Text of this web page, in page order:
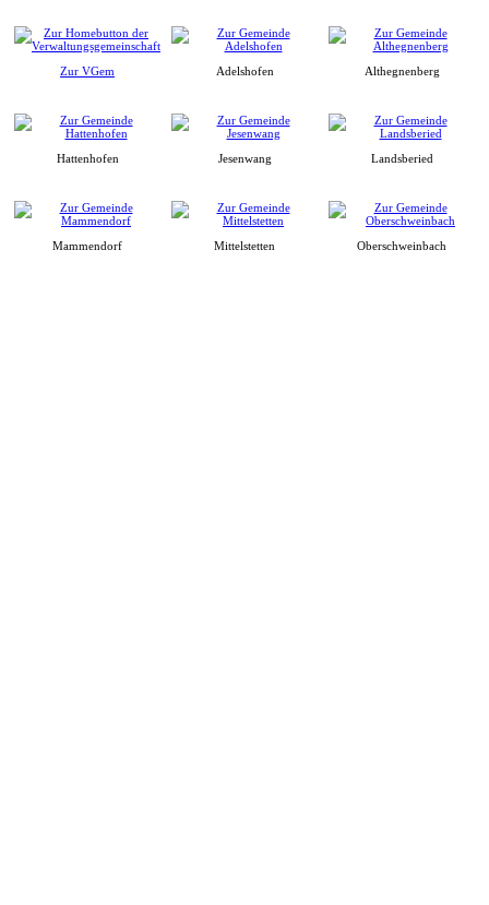
Zur VGem Adelshofen Althegnenberg
Hattenhofen Jesenwang Landsberied
Mammendorf Mittelstetten Oberschweinbach